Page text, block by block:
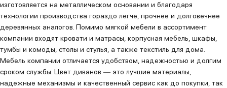
изготовляется на металлическом основании и благодаря
технологии производства гораздо легче, прочнее и долговечнее
деревянных аналогов. Помимо мягкой мебели в ассортимент
компании входят кровати и матрасы, корпусная мебель, шкафы,
тумбы и комоды, столы и стулья, а также текстиль для дома.
Мебель компании отличается удобством, надежностью и долгим
сроком службы. Цвет диванов ― это лучшие материалы,
надежные механизмы и качественный сервис как до покупки, так